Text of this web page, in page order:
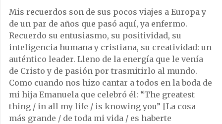
Mis recuerdos son de sus pocos viajes a Europa y
de un par de años que pasó aquí, ya enfermo.
Recuerdo su entusiasmo, su positividad, su
inteligencia humana y cristiana, su creatividad: un
auténtico leader. Lleno de la energía que le venía
de Cristo y de pasión por trasmitirlo al mundo.
Como cuando nos hizo cantar a todos en la boda de
mi hija Emanuela que celebró él: “The greatest
thing / in all my life / is knowing you” [La cosa
más grande / de toda mi vida / es haberte